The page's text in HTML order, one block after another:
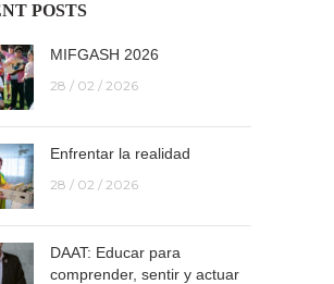
POSTS
MIFGASH 2026
28 / 02 / 2026
Enfrentar la realidad
28 / 02 / 2026
DAAT: Educar para
comprender, sentir y actuar